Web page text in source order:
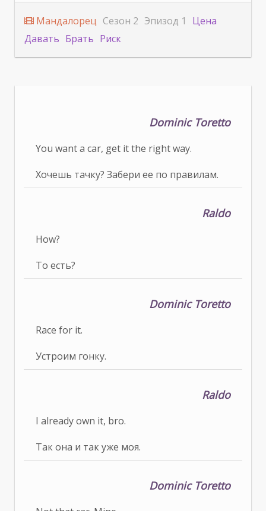
Мандалорец Сезон 2 Эпизод 1
Цена
Давать Брать Риск
Dominic Toretto
You want a car, get it the right way.
Хочешь тачку? Забери ее по правилам.
Raldo
How?
То есть?
Dominic Toretto
Race for it.
Устроим гонку.
Raldo
I already own it, bro.
Так она и так уже моя.
Dominic Toretto